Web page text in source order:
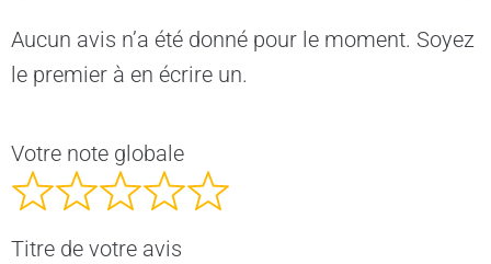
Aucun avis n’a été donné pour le moment. Soyez
le premier à en écrire un.
Votre note globale
Titre de votre avis